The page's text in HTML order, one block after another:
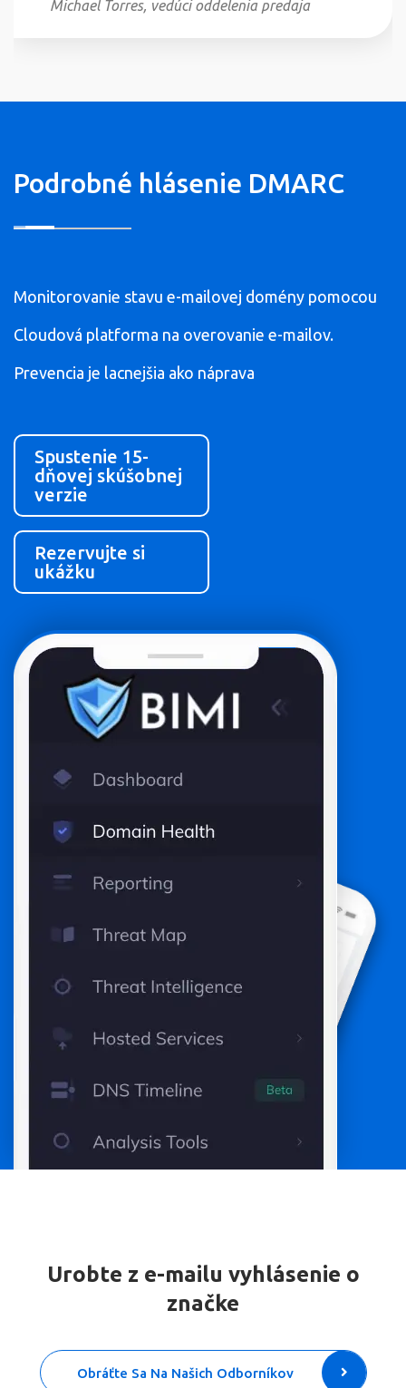
Michael Torres, vedúci oddelenia predaja
Podrobné hlásenie DMARC
Monitorovanie stavu e-mailovej domény pomocou
Cloudová platforma na overovanie e-mailov.
Prevencia je lacnejšia ako náprava
Spustenie 15-
dňovej skúšobnej
verzie
Rezervujte si
ukážku
Urobte z e-mailu vyhlásenie o
značke
Obráťte Sa Na Našich Odborníkov